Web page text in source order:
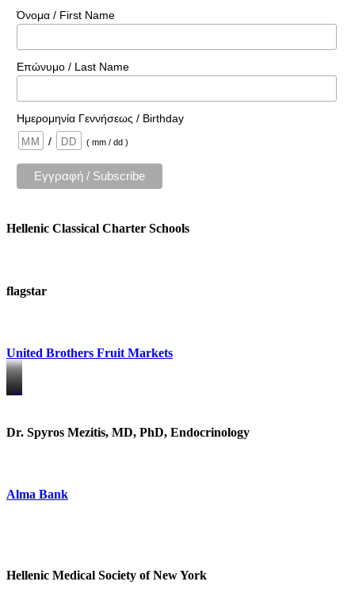
Όνομα / First Name
Επώνυμο / Last Name
Ημερομηνία Γεννήσεως / Birthday
/
( mm / dd )
Hellenic Classical Charter Schools
flagstar
United Brothers Fruit Markets
https://www.unitedbrothersfruitmarkets.com/
https://www.unitedbrothersfruitmarkets.com/
Dr. Spyros Mezitis, MD, PhD, Endocrinology
Alma Bank
Hellenic Medical Society of New York